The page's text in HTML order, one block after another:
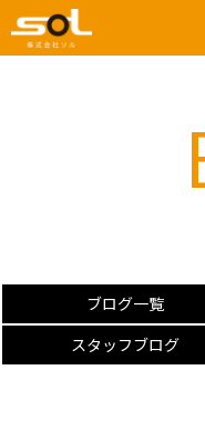
ブログ一覧
スタッフブログ